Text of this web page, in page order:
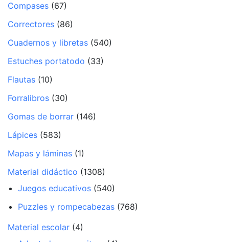
Compases (67)
Correctores (86)
Cuadernos y libretas (540)
Estuches portatodo (33)
Flautas (10)
Forralibros (30)
Gomas de borrar (146)
Lápices (583)
Mapas y láminas (1)
Material didáctico (1308)
Juegos educativos (540)
Puzzles y rompecabezas (768)
Material escolar (4)